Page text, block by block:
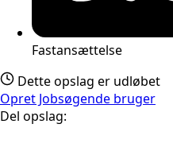
Fastansættelse
Dette opslag er udløbet
Opret Jobsøgende bruger
Del opslag: